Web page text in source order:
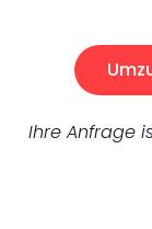
Ihre Anfrage